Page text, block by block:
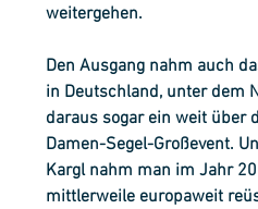
weitergehen.
Den Ausgang nahm auch
in Deutschland, unter dem
daraus sogar ein weit über
Damen-Segel-Großevent.
Kargl nahm man im Jahr
mittlerweile europaweit